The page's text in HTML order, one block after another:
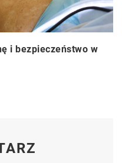
i bezpieczeństwo w